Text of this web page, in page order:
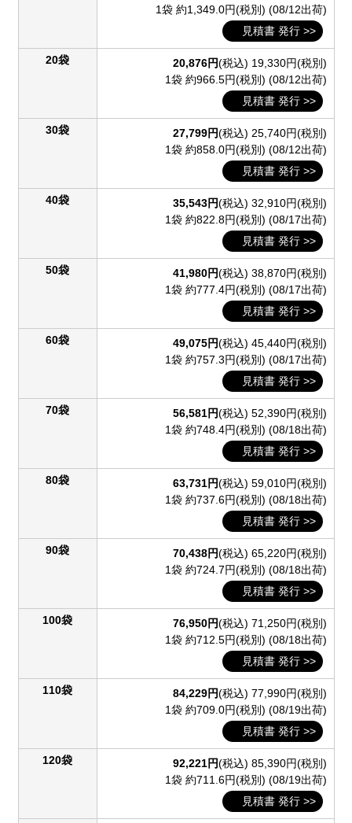
1袋 約1,349.0円(税別) (08/12出荷)
見積書 発行 >>
20袋 20,876円(税込) 19,330円(税別)
1袋 約966.5円(税別) (08/12出荷)
見積書 発行 >>
30袋 27,799円(税込) 25,740円(税別)
1袋 約858.0円(税別) (08/12出荷)
見積書 発行 >>
40袋 35,543円(税込) 32,910円(税別)
1袋 約822.8円(税別) (08/17出荷)
見積書 発行 >>
50袋 41,980円(税込) 38,870円(税別)
1袋 約777.4円(税別) (08/17出荷)
見積書 発行 >>
60袋 49,075円(税込) 45,440円(税別)
1袋 約757.3円(税別) (08/17出荷)
見積書 発行 >>
70袋 56,581円(税込) 52,390円(税別)
1袋 約748.4円(税別) (08/18出荷)
見積書 発行 >>
80袋 63,731円(税込) 59,010円(税別)
1袋 約737.6円(税別) (08/18出荷)
見積書 発行 >>
90袋 70,438円(税込) 65,220円(税別)
1袋 約724.7円(税別) (08/18出荷)
見積書 発行 >>
100袋 76,950円(税込) 71,250円(税別)
1袋 約712.5円(税別) (08/18出荷)
見積書 発行 >>
110袋 84,229円(税込) 77,990円(税別)
1袋 約709.0円(税別) (08/19出荷)
見積書 発行 >>
120袋 92,221円(税込) 85,390円(税別)
1袋 約711.6円(税別) (08/19出荷)
見積書 発行 >>